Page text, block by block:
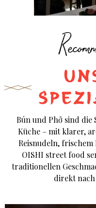
Bún und Phở sind die
Küche – mit klarer,
Reisnudeln,
OISHI street food
traditionellen
direkt